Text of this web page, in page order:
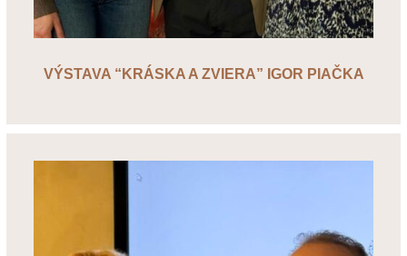
VÝSTAVA “KRÁSKA A ZVIERA” IGOR PIAČKA